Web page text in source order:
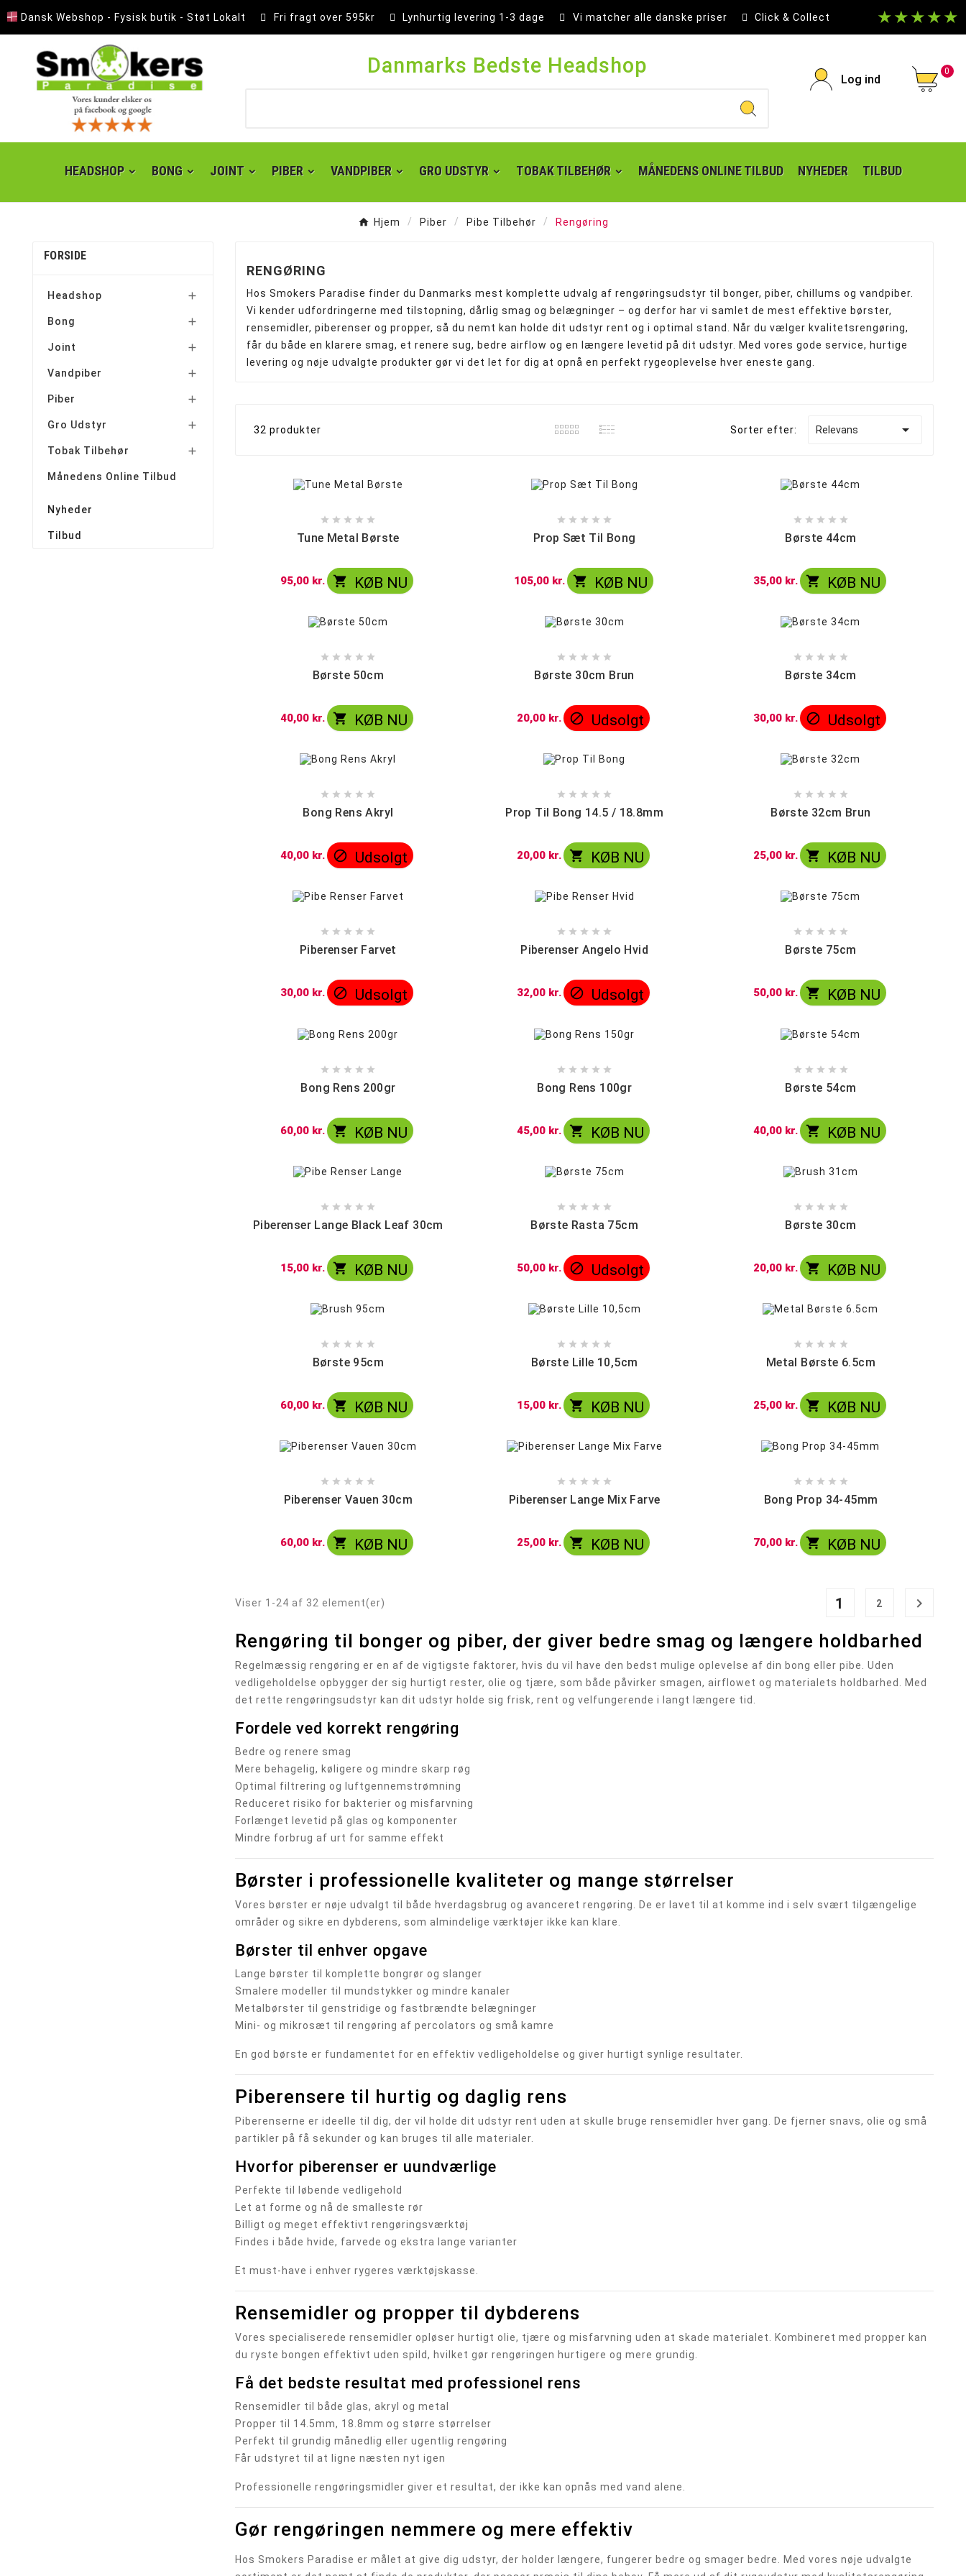
Dansk Webshop - Fysisk butik - Støt Lokalt Fri fragt over 595kr Lynhurtig levering 1-3 dage Vi matcher alle danske priser Click & Collect ★★★★★
Danmarks Bedste Headshop
Log ind
0
HEADSHOP BONG JOINT PIBER VANDPIBER GRO UDSTYR TOBAK TILBEHØR MÅNEDENS ONLINE TILBUD NYHEDER TILBUD
Hjem Piber Pibe Tilbehør Rengøring
FORSIDE
Headshop 
Bong 
Joint 
Vandpiber 
Piber 
Gro Udstyr 
Tobak Tilbehør 
Månedens Online Tilbud
Nyheder
Tilbud
RENGØRING
Hos Smokers Paradise finder du Danmarks mest komplette udvalg af rengøringsudstyr til bonger, piber, chillums og vandpiber.
Vi kender udfordringerne med tilstopning, dårlig smag og belægninger – og derfor har vi samlet de mest effektive børster,
rensemidler, piberenser og propper, så du nemt kan holde dit udstyr rent og i optimal stand. Når du vælger kvalitetsrengøring,
får du både en klarere smag, et renere sug, bedre airflow og en længere levetid på dit udstyr. Med vores gode service, hurtige
levering og nøje udvalgte produkter gør vi det let for dig at opnå en perfekt rygeoplevelse hver eneste gang.
32 produkter Sorter efter: Relevans 
    
Tune Metal Børste
95,00 kr.  KØB NU
    
Prop Sæt Til Bong
105,00 kr.  KØB NU
    
Børste 44cm
35,00 kr.  KØB NU
    
Børste 50cm
40,00 kr.  KØB NU
    
Børste 30cm Brun
20,00 kr.  Udsolgt
    
Børste 34cm
30,00 kr.  Udsolgt
    
Bong Rens Akryl
40,00 kr.  Udsolgt
    
Prop Til Bong 14.5 / 18.8mm
20,00 kr.  KØB NU
    
Børste 32cm Brun
25,00 kr.  KØB NU
    
Piberenser Farvet
30,00 kr.  Udsolgt
    
Piberenser Angelo Hvid
32,00 kr.  Udsolgt
    
Børste 75cm
50,00 kr.  KØB NU
    
Bong Rens 200gr
60,00 kr.  KØB NU
    
Bong Rens 100gr
45,00 kr.  KØB NU
    
Børste 54cm
40,00 kr.  KØB NU
    
Piberenser Lange Black Leaf 30cm
15,00 kr.  KØB NU
    
Børste Rasta 75cm
50,00 kr.  Udsolgt
    
Børste 30cm
20,00 kr.  KØB NU
    
Børste 95cm
60,00 kr.  KØB NU
    
Børste Lille 10,5cm
15,00 kr.  KØB NU
    
Metal Børste 6.5cm
25,00 kr.  KØB NU
    
Piberenser Vauen 30cm
60,00 kr.  KØB NU
    
Piberenser Lange Mix Farve
25,00 kr.  KØB NU
    
Bong Prop 34-45mm
70,00 kr.  KØB NU
Viser 1-24 af 32 element(er) 1 2 
Rengøring til bonger og piber, der giver bedre smag og længere holdbarhed
Regelmæssig rengøring er en af de vigtigste faktorer, hvis du vil have den bedst mulige oplevelse af din bong eller pibe. Uden
vedligeholdelse opbygger der sig hurtigt rester, olie og tjære, som både påvirker smagen, airflowet og materialets holdbarhed. Med
det rette rengøringsudstyr kan dit udstyr holde sig frisk, rent og velfungerende i langt længere tid.
Fordele ved korrekt rengøring
Bedre og renere smag
Mere behagelig, køligere og mindre skarp røg
Optimal filtrering og luftgennemstrømning
Reduceret risiko for bakterier og misfarvning
Forlænget levetid på glas og komponenter
Mindre forbrug af urt for samme effekt
Børster i professionelle kvaliteter og mange størrelser
Vores børster er nøje udvalgt til både hverdagsbrug og avanceret rengøring. De er lavet til at komme ind i selv svært tilgængelige
områder og sikre en dybderens, som almindelige værktøjer ikke kan klare.
Børster til enhver opgave
Lange børster til komplette bongrør og slanger
Smalere modeller til mundstykker og mindre kanaler
Metalbørster til genstridige og fastbrændte belægninger
Mini- og mikrosæt til rengøring af percolators og små kamre
En god børste er fundamentet for en effektiv vedligeholdelse og giver hurtigt synlige resultater.
Piberensere til hurtig og daglig rens
Piberenserne er ideelle til dig, der vil holde dit udstyr rent uden at skulle bruge rensemidler hver gang. De fjerner snavs, olie og små
partikler på få sekunder og kan bruges til alle materialer.
Hvorfor piberenser er uundværlige
Perfekte til løbende vedligehold
Let at forme og nå de smalleste rør
Billigt og meget effektivt rengøringsværktøj
Findes i både hvide, farvede og ekstra lange varianter
Et must-have i enhver rygeres værktøjskasse.
Rensemidler og propper til dybderens
Vores specialiserede rensemidler opløser hurtigt olie, tjære og misfarvning uden at skade materialet. Kombineret med propper kan
du ryste bongen effektivt uden spild, hvilket gør rengøringen hurtigere og mere grundig.
Få det bedste resultat med professionel rens
Rensemidler til både glas, akryl og metal
Propper til 14.5mm, 18.8mm og større størrelser
Perfekt til grundig månedlig eller ugentlig rengøring
Får udstyret til at ligne næsten nyt igen
Professionelle rengøringsmidler giver et resultat, der ikke kan opnås med vand alene.
Gør rengøringen nemmere og mere effektiv
Hos Smokers Paradise er målet at give dig udstyr, der holder længere, fungerer bedre og smager bedre. Med vores nøje udvalgte